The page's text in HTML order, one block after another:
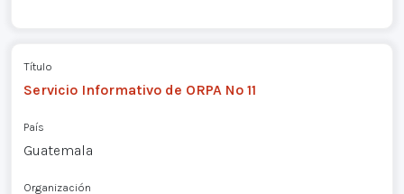
Título
Servicio Informativo de ORPA Nº 11
País
Guatemala
Organización